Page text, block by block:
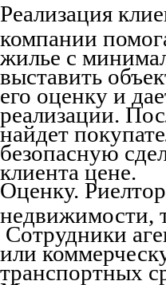
Реализация
компании
жилье с
выставить
его оценку и
реализации.
найдет
безопасную
клиента цене.
Оценку.
недвижимости,
Сотрудники
или
транспортных